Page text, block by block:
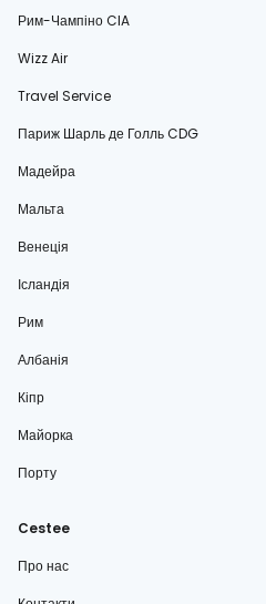
Рим-Чампіно CIA
Wizz Air
Travel Service
Париж Шарль де Голль CDG
Мадейра
Мальта
Венеція
Ісландія
Рим
Албанія
Кіпр
Майорка
Порту
Cestee
Про нас